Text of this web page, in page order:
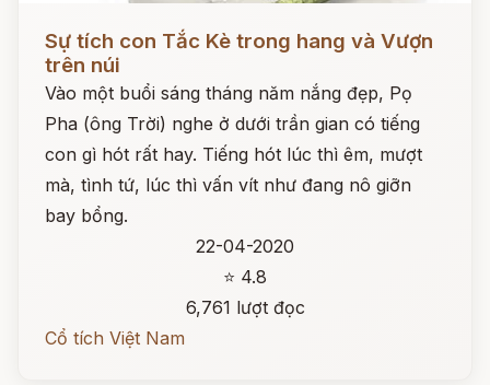
Sự tích con Tắc Kè trong hang và Vượn
trên núi
Vào một buổi sáng tháng năm nắng đẹp, Pọ
Pha (ông Trời) nghe ở dưới trần gian có tiếng
con gì hót rất hay. Tiếng hót lúc thì êm, mượt
mà, tình tứ, lúc thì vấn vít như đang nô giỡn
bay bổng.
22-04-2020
⭐ 4.8
6,761 lượt đọc
Cổ tích Việt Nam